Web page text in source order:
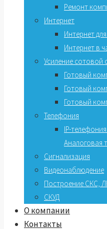
Ремонт
Интернет
Интернет
Интернет в
Усиление сотовой
Готовый
Готовый
Готовый
Телефония
IP-
Аналоговая
Сигнализация
Видеонаблюдение
Построение СКС,
СКУД
О компании
Контакты